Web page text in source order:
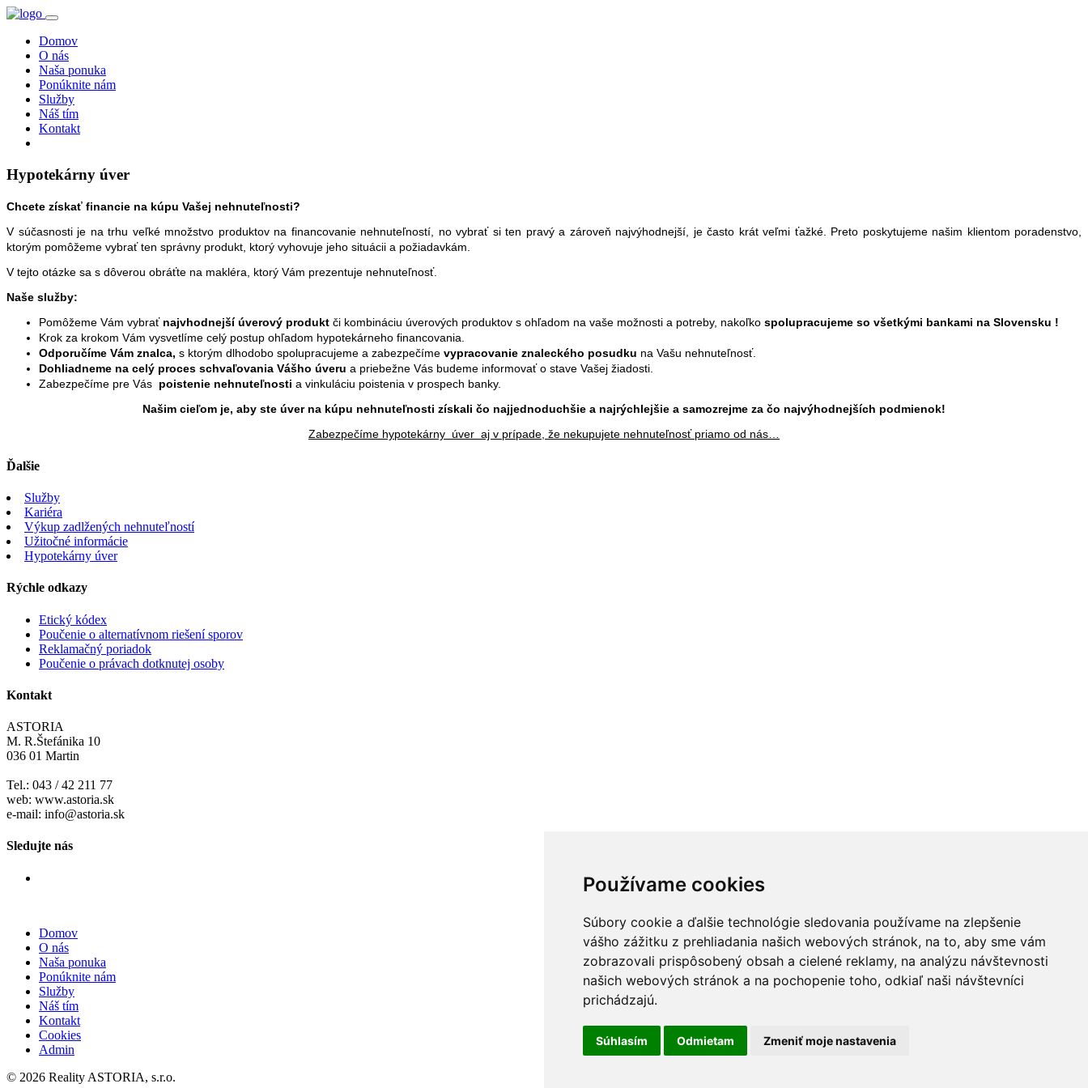
Používame cookies
Súbory cookie a ďalšie technológie sledovania používame na zlepšenie
vášho zážitku z prehliadania našich webových stránok, na to, aby sme vám
zobrazovali prispôsobený obsah a cielené reklamy, na analýzu návštevnosti
našich webových stránok a na pochopenie toho, odkiaľ naši návštevníci
prichádzajú.
Súhlasím Odmietam Zmeniť moje nastavenia
Domov
O nás
Naša ponuka
Ponúknite nám
Služby
Náš tím
Kontakt
Hypotekárny úver
Chcete získať financie na kúpu Vašej nehnuteľnosti?
V súčasnosti je na trhu veľké množstvo produktov na financovanie nehnuteľností, no vybrať si ten pravý a zároveň najvýhodnejší, je často krát veľmi ťažké. Preto poskytujeme našim klientom poradenstvo,
ktorým pomôžeme vybrať ten správny produkt, ktorý vyhovuje jeho situácii a požiadavkám.
V tejto otázke sa s dôverou obráťte na makléra, ktorý Vám prezentuje nehnuteľnosť.
Naše služby:
Pomôžeme Vám vybrať najvhodnejší úverový produkt či kombináciu úverových produktov s ohľadom na vaše možnosti a potreby, nakoľko spolupracujeme so všetkými bankami na Slovensku !
Krok za krokom Vám vysvetlíme celý postup ohľadom hypotekárneho financovania.
Odporučíme Vám znalca, s ktorým dlhodobo spolupracujeme a zabezpečíme vypracovanie znaleckého posudku na Vašu nehnuteľnosť.
Dohliadneme na celý proces schvaľovania Vášho úveru a priebežne Vás budeme informovať o stave Vašej žiadosti.
Zabezpečíme pre Vás poistenie nehnuteľnosti a vinkuláciu poistenia v prospech banky.
Našim cieľom je, aby ste úver na kúpu nehnuteľnosti získali čo najjednoduchšie a najrýchlejšie a samozrejme za čo najvýhodnejších podmienok!
Zabezpečíme hypotekárny úver aj v prípade, že nekupujete nehnuteľnosť priamo od nás…
Ďalšie
Služby
Kariéra
Výkup zadlžených nehnuteľností
Užitočné informácie
Hypotekárny úver
Rýchle odkazy
Etický kódex
Poučenie o alternatívnom riešení sporov
Reklamačný poriadok
Poučenie o právach dotknutej osoby
Kontakt
ASTORIA
M. R.Štefánika 10
036 01 Martin
Tel.: 043 / 42 211 77
web: www.astoria.sk
e-mail: info@astoria.sk
Sledujte nás
Domov
O nás
Naša ponuka
Ponúknite nám
Služby
Náš tím
Kontakt
Cookies
Admin
© 2026 Reality ASTORIA, s.r.o.